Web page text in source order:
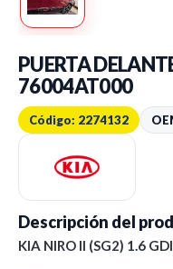
PUERTA
76004AT000
Código: 2274132
Descripción del
KIA NIRO II (SG2) 1.6